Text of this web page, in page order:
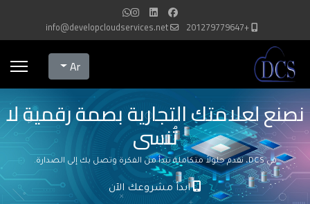
+201279779647
info@developcloudservices.net
Select your language
Ar
نصنع لعلامتك التجارية بصمة رقمية لا
تُنسى
في DCS، نقدم حلولاً متكاملة تبدأ من الفكرة وتصل بك إلى الصدارة.
ابدأ مشروعك الآن